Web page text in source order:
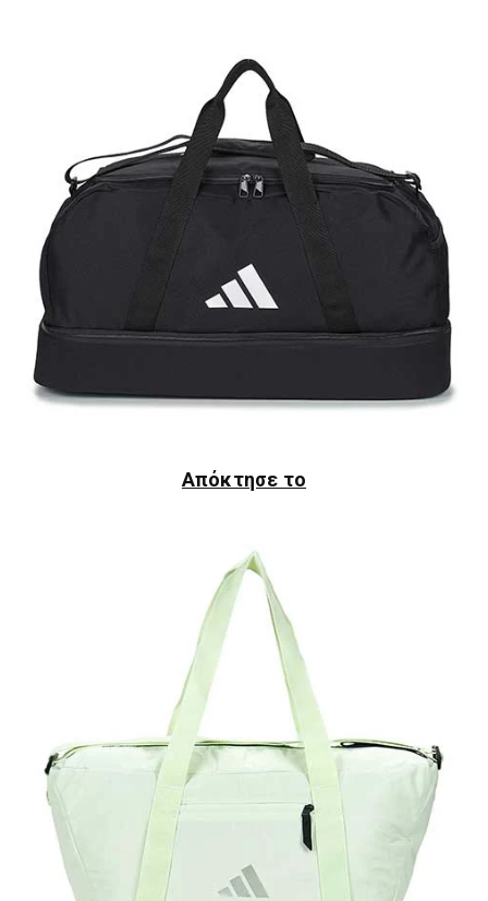
Απόκτησε το